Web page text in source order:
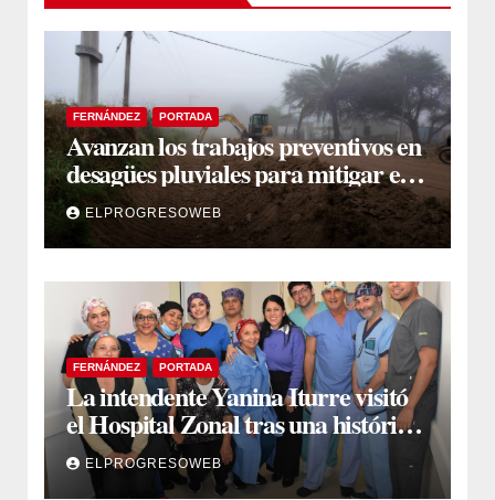
FERNÁNDEZ PORTADA
Avanzan los trabajos preventivos en
desagües pluviales para mitigar el
impacto de la temporada de lluvias
ELPROGRESOWEB
FERNÁNDEZ PORTADA
La intendente Yanina Iturre visitó
el Hospital Zonal tras una histórica
jornada de intervenciones
laparoscópicas
ELPROGRESOWEB